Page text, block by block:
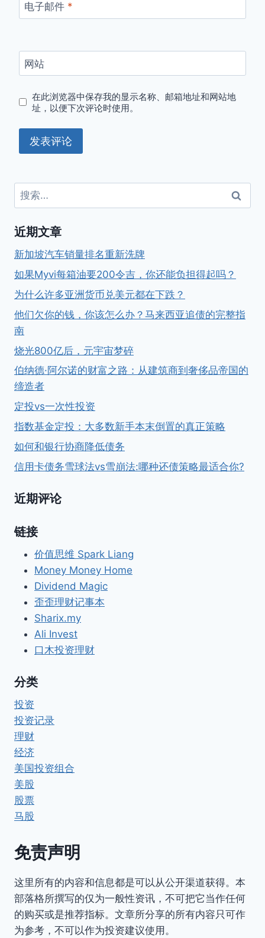
电子邮件 *
网站
在此浏览器中保存我的显示名称、邮箱地址和网站地
址，以便下次评论时使用。
搜
索：
近期文章
新加坡汽车销量排名重新洗牌
如果Myvi每箱油要200令吉，你还能负担得起吗？
为什么许多亚洲货币兑美元都在下跌？
他们欠你的钱，你该怎么办？马来西亚追债的完整指
南
烧光800亿后，元宇宙梦碎
伯纳德·阿尔诺的财富之路：从建筑商到奢侈品帝国的
缔造者
定投vs一次性投资
指数基金定投：大多数新手本末倒置的真正策略
如何和银行协商降低债务
信用卡债务雪球法vs雪崩法:哪种还债策略最适合你?
近期评论
链接
价值思维 Spark Liang
Money Money Home
Dividend Magic
歪歪理财记事本
Sharix.my
Ali Invest
口木投资理财
分类
投资
投资记录
理财
经济
美国投资组合
美股
股票
马股
免责声明
这里所有的内容和信息都是可以从公开渠道获得。本
部落格所撰写的仅为一般性资讯，不可把它当作任何
的购买或是推荐指标。文章所分享的所有内容只可作
为参考，不可以作为投资建议使用。